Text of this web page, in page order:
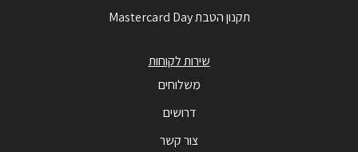
תקנון הטבת Mastercard Day
שירות לקוחות
משלוחים
דרושים
צור קשר